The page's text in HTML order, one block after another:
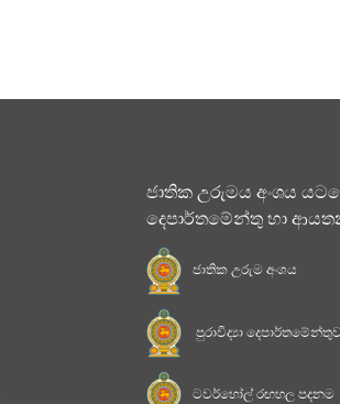
ජාතික උරුමය අංශය
දෙපාර්තමේන්තු හා
ජාතික උරුම අංශය
පුරාවිද්‍යා දෙපාර්තමේන්තුව
ටවර්හෝල් රඟහල පදනම